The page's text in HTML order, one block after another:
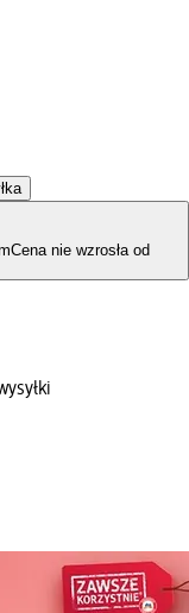
Cena nie wzrosła od